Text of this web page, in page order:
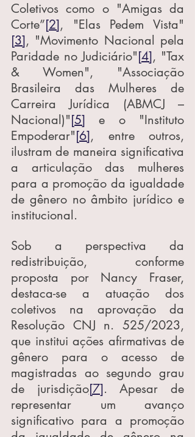
Coletivos como o "Amigas da
Corte”[2], "Elas Pedem Vista"
[3], "Movimento Nacional pela
Paridade no Judiciário"[4], "Tax
& Women", "Associação
Brasileira das Mulheres de
Carreira Jurídica (ABMCJ –
Nacional)"[5] e o "Instituto
Empoderar"[6], entre outros,
ilustram de maneira significativa
a articulação das mulheres
para a promoção da igualdade
de gênero no âmbito jurídico e
institucional.
Sob a perspectiva da
redistribuição, conforme
proposta por Nancy Fraser,
destaca-se a atuação dos
coletivos na aprovação da
Resolução CNJ n. 525/2023,
que institui ações afirmativas de
gênero para o acesso de
magistradas ao segundo grau
de jurisdição[7]. Apesar de
representar um avanço
significativo para a promoção